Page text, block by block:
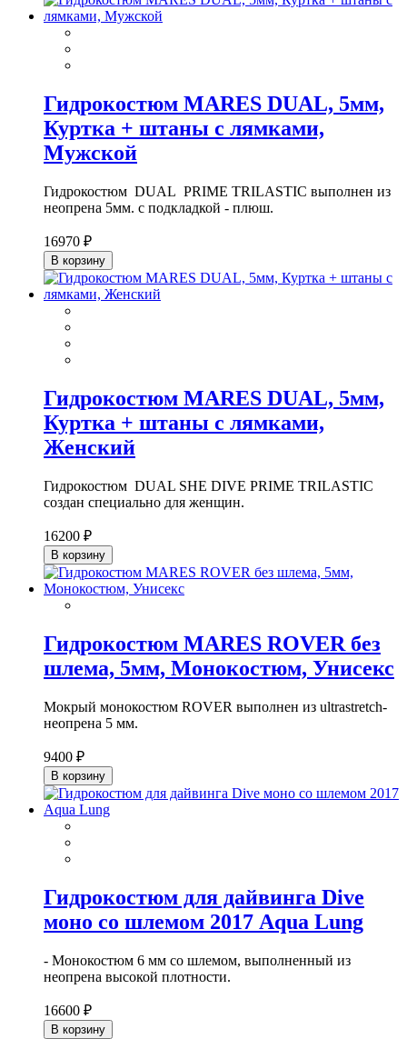
Гидрокостюм MARES DUAL, 5мм,
Куртка + штаны с лямками,
Мужской
Гидрокостюм DUAL PRIME TRILASTIC выполнен из
неопрена 5мм. c подкладкой - плюш.
16970 ₽
В корзину
Гидрокостюм MARES DUAL, 5мм,
Куртка + штаны с лямками,
Женский
Гидрокостюм DUAL SHE DIVE PRIME TRILASTIC
создан специально для женщин.
16200 ₽
В корзину
Гидрокостюм MARES ROVER без
шлема, 5мм, Монокостюм, Унисекс
Мокрый монокостюм ROVER выполнен из ultrastretch-
неопрена 5 мм.
9400 ₽
В корзину
Гидрокостюм для дайвинга Dive
моно со шлемом 2017 Aqua Lung
- Монокостюм 6 мм со шлемом, выполненный из
неопрена высокой плотности.
16600 ₽
В корзину